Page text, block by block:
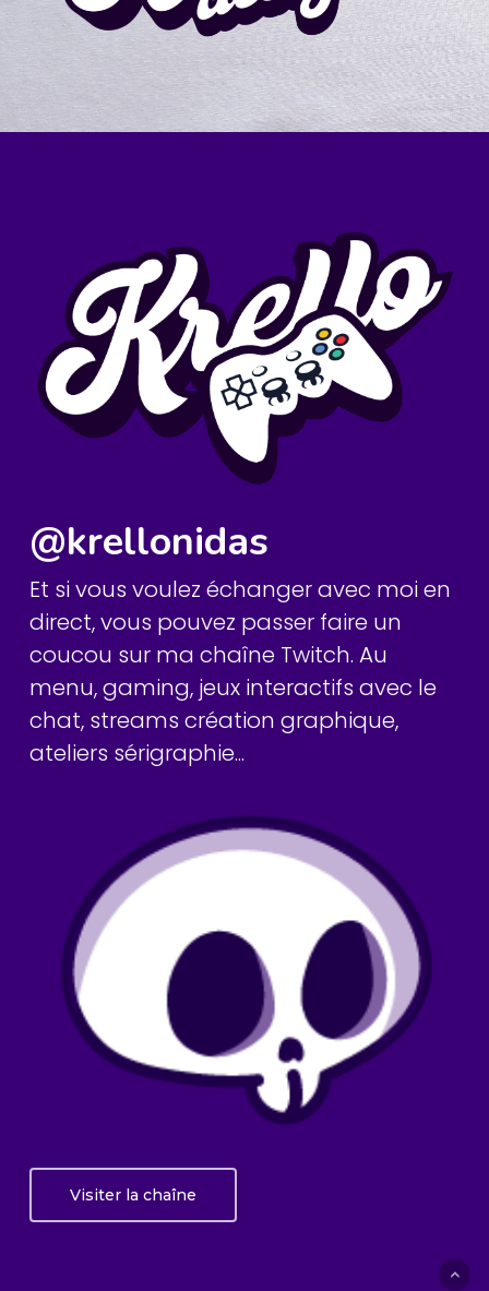
@krellonidas
Et si vous voulez échanger avec moi en
direct, vous pouvez passer faire un
coucou sur ma chaîne Twitch. Au
menu, gaming, jeux interactifs avec le
chat, streams création graphique,
ateliers sérigraphie...
Visiter la chaîne